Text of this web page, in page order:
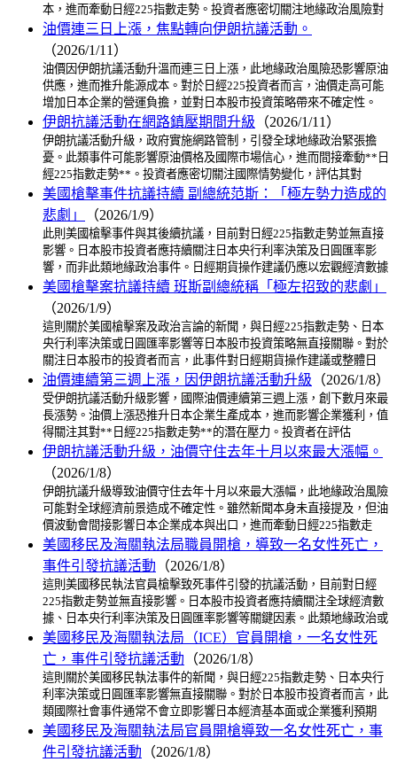
本，進而牽動日經225指數走勢。投資者應密切關注地緣政治風險對
油價連三日上漲，焦點轉向伊朗抗議活動。
（2026/1/11）
油價因伊朗抗議活動升溫而連三日上漲，此地緣政治風險恐影響原油
供應，進而推升能源成本。對於日經225投資者而言，油價走高可能
增加日本企業的營運負擔，並對日本股市投資策略帶來不確定性。
伊朗抗議活動在網路鎮壓期間升級 （2026/1/11）
伊朗抗議活動升級，政府實施網路管制，引發全球地緣政治緊張擔
憂。此類事件可能影響原油價格及國際市場信心，進而間接牽動**日
經225指數走勢**。投資者應密切關注國際情勢變化，評估其對
美國槍擊事件抗議持續 副總統范斯：「極左勢力造成的
悲劇」
（2026/1/9）
此則美國槍擊事件與其後續抗議，目前對日經225指數走勢並無直接
影響。日本股市投資者應持續關注日本央行利率決策及日圓匯率影
響，而非此類地緣政治事件。日經期貨操作建議仍應以宏觀經濟數據
美國槍擊案抗議持續 班斯副總統稱「極左招致的悲劇」
（2026/1/9）
這則關於美國槍擊案及政治言論的新聞，與日經225指數走勢、日本
央行利率決策或日圓匯率影響等日本股市投資策略無直接關聯。對於
關注日本股市的投資者而言，此事件對日經期貨操作建議或整體日
油價連續第三週上漲，因伊朗抗議活動升級 （2026/1/8）
受伊朗抗議活動升級影響，國際油價連續第三週上漲，創下數月來最
長漲勢。油價上漲恐推升日本企業生產成本，進而影響企業獲利，值
得關注其對**日經225指數走勢**的潛在壓力。投資者在評估
伊朗抗議活動升級，油價守住去年十月以來最大漲幅。
（2026/1/8）
伊朗抗議升級導致油價守住去年十月以來最大漲幅，此地緣政治風險
可能對全球經濟前景造成不確定性。雖然新聞本身未直接提及，但油
價波動會間接影響日本企業成本與出口，進而牽動日經225指數走
美國移民及海關執法局職員開槍，導致一名女性死亡，
事件引發抗議活動 （2026/1/8）
這則美國移民執法官員槍擊致死事件引發的抗議活動，目前對日經
225指數走勢並無直接影響。日本股市投資者應持續關注全球經濟數
據、日本央行利率決策及日圓匯率影響等關鍵因素。此類地緣政治或
美國移民及海關執法局（ICE）官員開槍，一名女性死
亡，事件引發抗議活動 （2026/1/8）
這則關於美國移民執法事件的新聞，與日經225指數走勢、日本央行
利率決策或日圓匯率影響無直接關聯。對於日本股市投資者而言，此
類國際社會事件通常不會立即影響日本經濟基本面或企業獲利預期
美國移民及海關執法局官員開槍導致一名女性死亡，事
件引發抗議活動 （2026/1/8）